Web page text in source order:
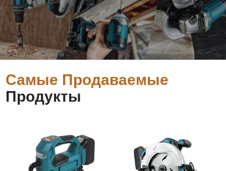
Самые Продаваемые
Продукты